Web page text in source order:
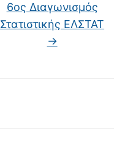
6ος Διαγωνισμός
Στατιστικής ΕΛΣΤΑΤ
→